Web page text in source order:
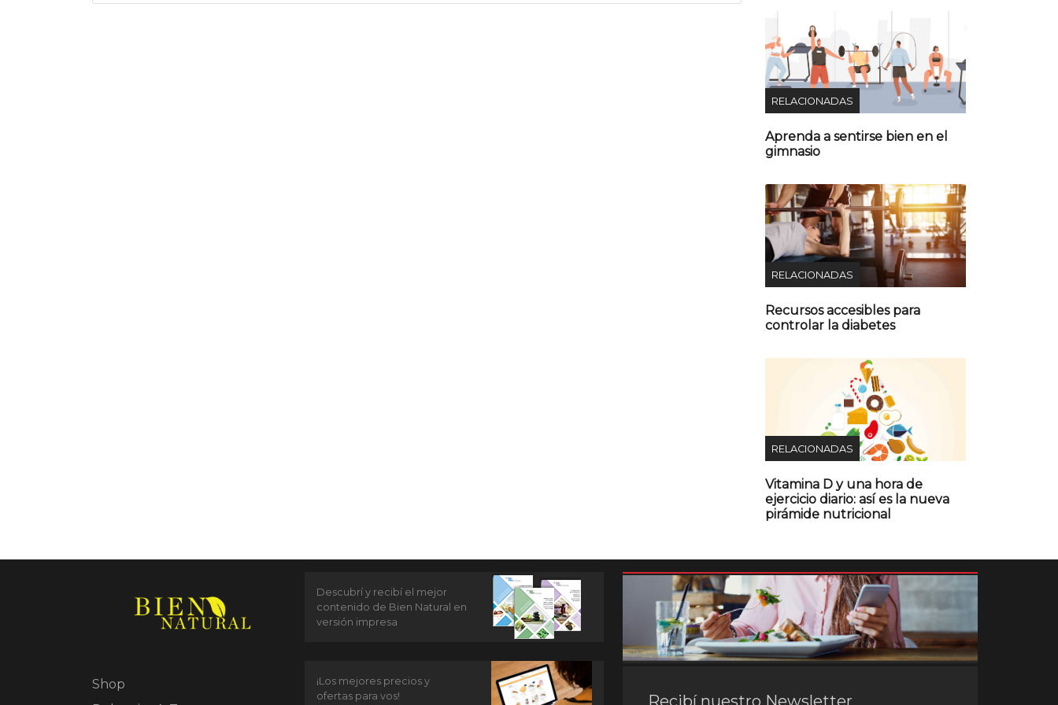
RELACIONADAS
Aprenda a sentirse bien en el
gimnasio
RELACIONADAS
Recursos accesibles para
controlar la diabetes
RELACIONADAS
Vitamina D y una hora de
ejercicio diario: así es la nueva
pirámide nutricional
Shop
Descubrí y recibí el mejor
contenido de Bien Natural en
versión impresa
¡Los mejores precios y
ofertas para vos!
Recibí nuestro Newsletter